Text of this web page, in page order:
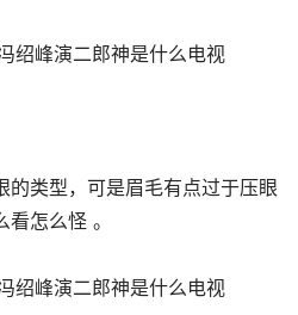
的类型，可是眉毛有点过于压眼
怎么怪 。